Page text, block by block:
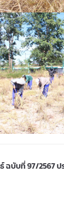
ฉบับที่ 97/2567 ป